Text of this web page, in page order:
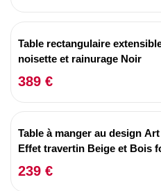
Table rectangulaire
noisette et rainurage Noir
389 €
Table à manger au design
Effet travertin Beige et Bois
239 €